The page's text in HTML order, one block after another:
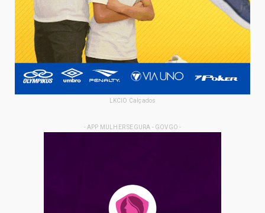
LKCIO Calçados
- APP MULHER SEGURA - GOVGO -